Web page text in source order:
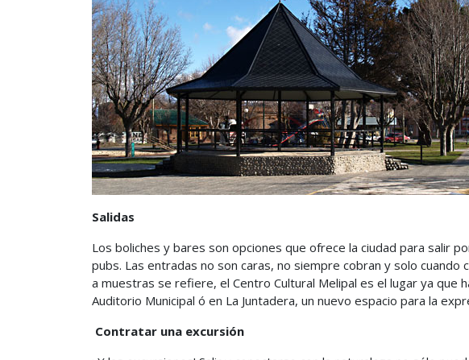
Salidas
Los boliches y bares son opciones que ofrece la ciudad para salir
pubs. Las entradas no son caras, no siempre cobran y solo
a muestras se refiere, el Centro Cultural Melipal es el lugar ya
Auditorio Municipal ó en La Juntadera, un nuevo espacio para la
Contratar una excursión